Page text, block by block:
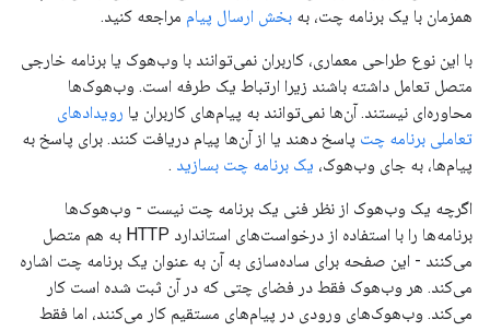
همزمان با یک برنامه چت، به بخش ارسال پیام مراجعه کنید.
با این نوع طراحی معماری، کاربران نمی‌توانند با وب‌هوک یا برنامه خارجی
متصل تعامل داشته باشند زیرا ارتباط یک طرفه است. وب‌هوک‌ها
محاوره‌ای نیستند. آن‌ها نمی‌توانند به پیام‌های کاربران یا رویدادهای
تعاملی برنامه چت پاسخ دهند یا از آن‌ها پیام دریافت کنند. برای پاسخ به
پیام‌ها، به جای وب‌هوک، یک برنامه چت بسازید .
اگرچه یک وب‌هوک از نظر فنی یک برنامه چت نیست - وب‌هوک‌ها
برنامه‌ها را با استفاده از درخواست‌های استاندارد HTTP به هم متصل
می‌کنند - این صفحه برای ساده‌سازی به آن به عنوان یک برنامه چت اشاره
می‌کند. هر وب‌هوک فقط در فضای چتی که در آن ثبت شده است کار
می‌کند. وب‌هوک‌های ورودی در پیام‌های مستقیم کار می‌کنند، اما فقط